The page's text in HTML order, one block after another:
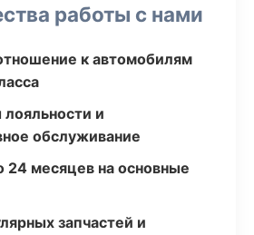
работы с нами
к автомобилям
и
обслуживание
24 месяцев на основные
запчастей и